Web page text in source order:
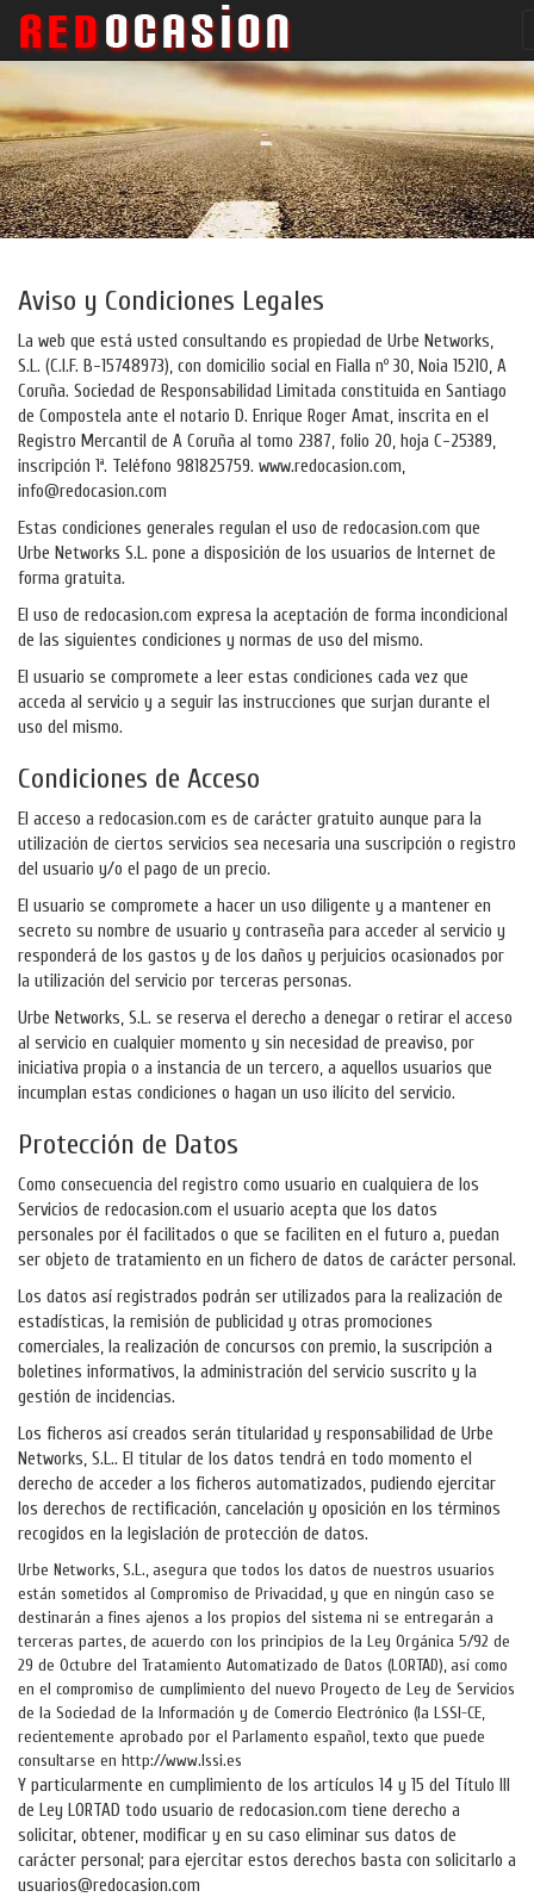
Aviso y Condiciones Legales
La web que está usted consultando es propiedad de Urbe Networks,
S.L. (C.I.F. B-15748973), con domicilio social en Fialla nº 30, Noia 15210, A
Coruña. Sociedad de Responsabilidad Limitada constituida en Santiago
de Compostela ante el notario D. Enrique Roger Amat, inscrita en el
Registro Mercantil de A Coruña al tomo 2387, folio 20, hoja C-25389,
inscripción 1ª. Teléfono 981825759. www.redocasion.com,
info@redocasion.com
Estas condiciones generales regulan el uso de redocasion.com que
Urbe Networks S.L. pone a disposición de los usuarios de Internet de
forma gratuita.
El uso de redocasion.com expresa la aceptación de forma incondicional
de las siguientes condiciones y normas de uso del mismo.
El usuario se compromete a leer estas condiciones cada vez que
acceda al servicio y a seguir las instrucciones que surjan durante el
uso del mismo.
Condiciones de Acceso
El acceso a redocasion.com es de carácter gratuito aunque para la
utilización de ciertos servicios sea necesaria una suscripción o registro
del usuario y/o el pago de un precio.
El usuario se compromete a hacer un uso diligente y a mantener en
secreto su nombre de usuario y contraseña para acceder al servicio y
responderá de los gastos y de los daños y perjuicios ocasionados por
la utilización del servicio por terceras personas.
Urbe Networks, S.L. se reserva el derecho a denegar o retirar el acceso
al servicio en cualquier momento y sin necesidad de preaviso, por
iniciativa propia o a instancia de un tercero, a aquellos usuarios que
incumplan estas condiciones o hagan un uso ilícito del servicio.
Protección de Datos
Como consecuencia del registro como usuario en cualquiera de los
Servicios de redocasion.com el usuario acepta que los datos
personales por él facilitados o que se faciliten en el futuro a, puedan
ser objeto de tratamiento en un fichero de datos de carácter personal.
Los datos así registrados podrán ser utilizados para la realización de
estadísticas, la remisión de publicidad y otras promociones
comerciales, la realización de concursos con premio, la suscripción a
boletines informativos, la administración del servicio suscrito y la
gestión de incidencias.
Los ficheros así creados serán titularidad y responsabilidad de Urbe
Networks, S.L.. El titular de los datos tendrá en todo momento el
derecho de acceder a los ficheros automatizados, pudiendo ejercitar
los derechos de rectificación, cancelación y oposición en los términos
recogidos en la legislación de protección de datos.
Urbe Networks, S.L., asegura que todos los datos de nuestros usuarios
están sometidos al Compromiso de Privacidad, y que en ningún caso se
destinarán a fines ajenos a los propios del sistema ni se entregarán a
terceras partes, de acuerdo con los principios de la Ley Orgánica 5/92 de
29 de Octubre del Tratamiento Automatizado de Datos (LORTAD), así como
en el compromiso de cumplimiento del nuevo Proyecto de Ley de Servicios
de la Sociedad de la Información y de Comercio Electrónico (la LSSI-CE,
recientemente aprobado por el Parlamento español, texto que puede
consultarse en http://www.lssi.es
Y particularmente en cumplimiento de los artículos 14 y 15 del Título III
de Ley LORTAD todo usuario de redocasion.com tiene derecho a
solicitar, obtener, modificar y en su caso eliminar sus datos de
carácter personal; para ejercitar estos derechos basta con solicitarlo a
usuarios@redocasion.com